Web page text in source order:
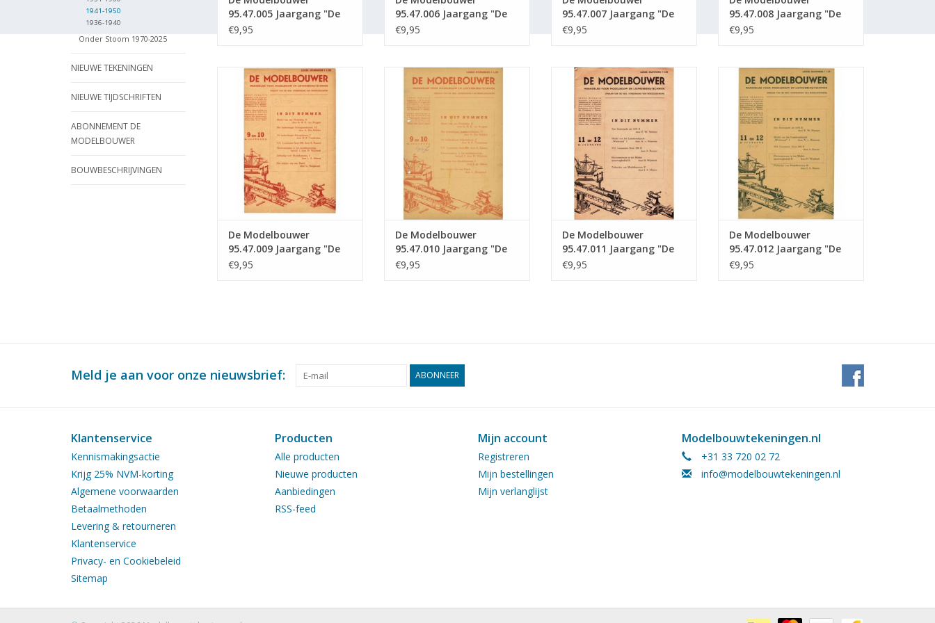
1941-1950
1936-1940
Onder Stoom 1970-2025
NIEUWE TEKENINGEN
NIEUWE TIJDSCHRIFTEN
ABONNEMENT DE
MODELBOUWER
BOUWBESCHRIJVINGEN
95.47.005 Jaargang "De
Modelbouwer" Editie :
€9,95
95.47.006 Jaargang "De
Modelbouwer" Editie :
€9,95
95.47.007 Jaargang "De
Modelbouwer" Editie :
€9,95
95.47.008 Jaargang "De
Modelbouwer" Editie :
€9,95
De Modelbouwer 95.47.009
Jaargang "De Modelbouwer"
Editie : 47.009 (PDF)
TOEVOEGEN AAN WINKELWAGEN
De Modelbouwer
95.47.009 Jaargang "De
Modelbouwer" Editie :
€9,95
De Modelbouwer 95.47.010
Jaargang "De Modelbouwer"
Editie : 47.010 (PDF)
TOEVOEGEN AAN WINKELWAGEN
De Modelbouwer
95.47.010 Jaargang "De
Modelbouwer" Editie :
€9,95
De Modelbouwer 95.47.011
Jaargang "De Modelbouwer"
Editie : 47.011 (PDF)
TOEVOEGEN AAN WINKELWAGEN
De Modelbouwer
95.47.011 Jaargang "De
Modelbouwer" Editie :
€9,95
De Modelbouwer 95.47.012
Jaargang "De Modelbouwer"
Editie : 47.012 (PDF)
TOEVOEGEN AAN WINKELWAGEN
De Modelbouwer
95.47.012 Jaargang "De
Modelbouwer" Editie :
€9,95
Meld je aan voor onze nieuwsbrief: ABONNEER
Klantenservice
Kennismakingsactie
Krijg 25% NVM-korting
Algemene voorwaarden
Betaalmethoden
Levering & retourneren
Klantenservice
Privacy- en Cookiebeleid
Sitemap
Producten
Alle producten
Nieuwe producten
Aanbiedingen
RSS-feed
Mijn account
Registreren
Mijn bestellingen
Mijn verlanglijst
Modelbouwtekeningen.nl
+31 33 720 02 72
info@modelbouwtekeningen.nl